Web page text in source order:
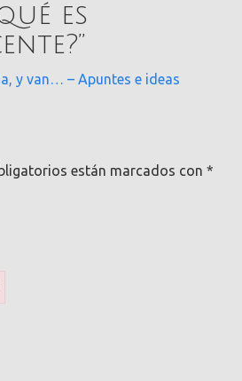
es
”
y van… – Apuntes e ideas
están marcados con *